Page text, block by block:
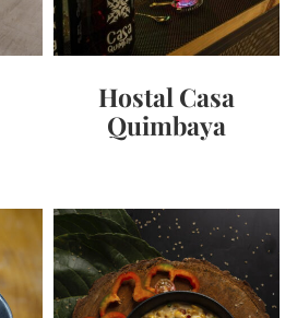
Hostal Casa
Quimbaya